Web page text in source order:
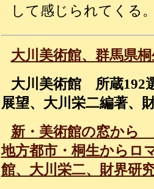
して感じられてくる
大川美術館、群馬県
大川美術館 所蔵192
展望、大川栄二編著、
新・美術館の窓か
地方都市・桐生からロ
館、大川栄二、財界研